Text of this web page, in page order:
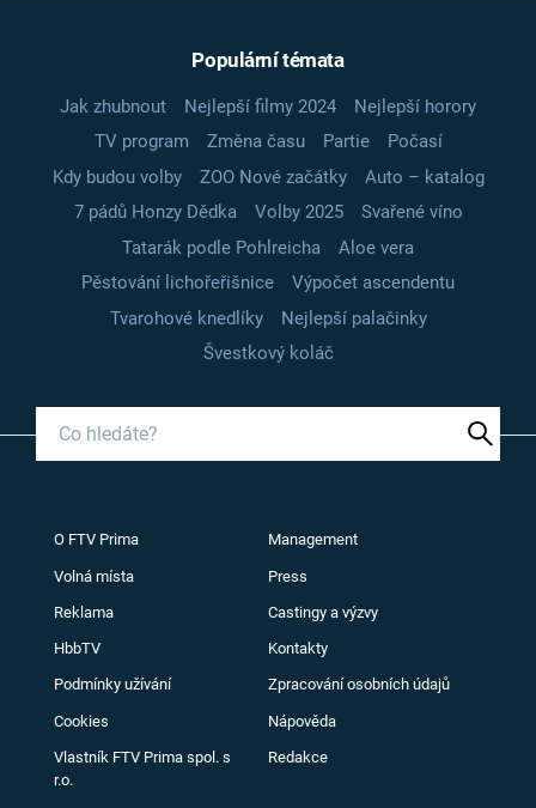
Populární témata
Jak zhubnout Nejlepší filmy 2024
Nejlepší horory
TV program
Změna času Partie
Počasí
Kdy budou volby
ZOO Nové začátky
Auto – katalog
7 pádů Honzy Dědka
Volby 2025
Svařené víno
Tatarák podle Pohlreicha
Aloe vera
Pěstování lichořeřišnice
Výpočet ascendentu
Tvarohové knedlíky
Nejlepší palačinky
Švestkový koláč
O FTV Prima Management
Volná místa Press
Reklama Castingy a výzvy
HbbTV Kontakty
Podmínky užívání Zpracování osobních údajů
Cookies Nápověda
Vlastník FTV Prima spol. s
r.o.
Redakce